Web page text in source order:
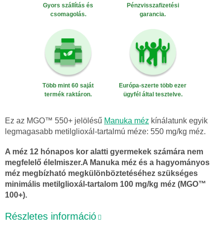
Gyors szállítás és
csomagolás.
Pénzvisszafizetési
garancia.
Több mint 60 saját
termék raktáron.
Európa-szerte több ezer
ügyfél által tesztelve.
Ez az MGO™ 550+ jelölésű Manuka méz kínálatunk egyik
legmagasabb metilglioxál-tartalmú méze: 550 mg/kg méz.
A méz 12 hónapos kor alatti gyermekek számára nem
megfelelő élelmiszer.A Manuka méz és a hagyományos
méz megbízható megkülönböztetéséhez szükséges
minimális metilglioxál-tartalom 100 mg/kg méz (MGO™
100+).
Részletes információ